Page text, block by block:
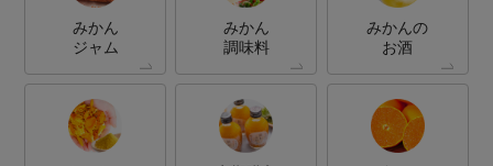
みかん
ジャム
みかん
調味料
みかんの
お酒